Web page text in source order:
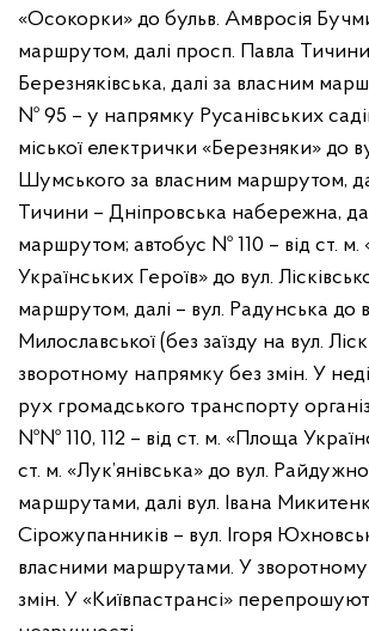
«Осокорки» до бульв. Амвросія
маршрутом, далі просп. Павла Тичини
Березняківська, далі за власним
№ 95 – у напрямку Русанівських садів
міської електрички «Березняки» до
Шумського за власним маршрутом,
Тичини – Дніпровська набережна,
маршрутом; ️автобус № 110 – від ст.
Українських Героїв» до вул.
маршрутом, далі – вул. Радунська до
Милославської (без заїзду на вул.
зворотному напрямку без змін. ️У
рух громадського транспорту
№№ 110, 112 – від ст. м. «Площа
ст. м. «Лук’янівська» до вул.
маршрутами, далі вул. Івана
Сірожупанників – вул. Ігоря
власними маршрутами. У
змін. У «Київпастрансі»